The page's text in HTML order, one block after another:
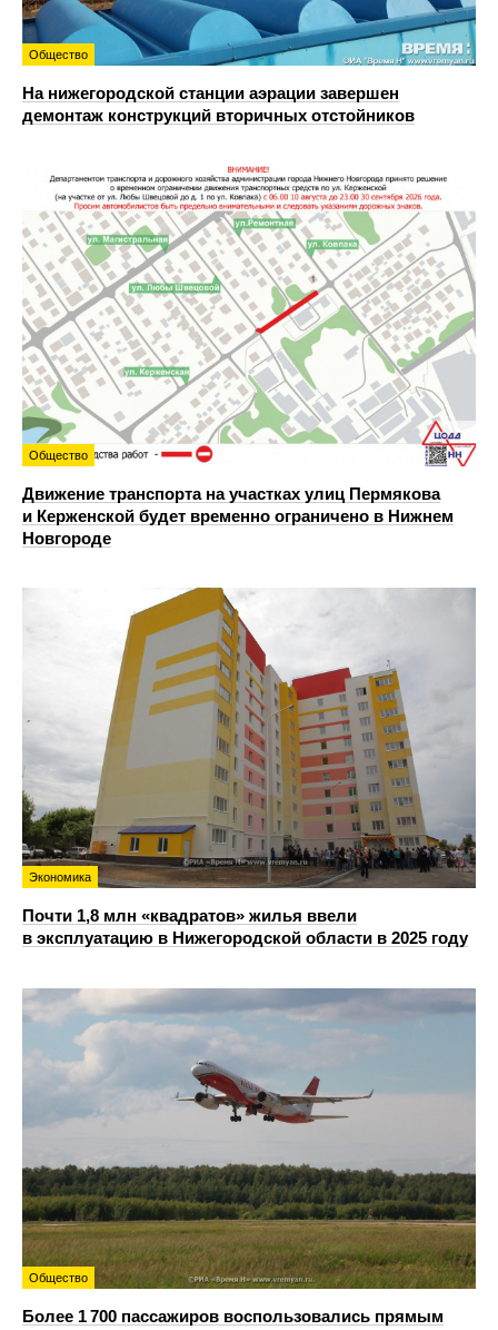
Общество
На нижегородской станции аэрации завершен
демонтаж конструкций вторичных отстойников
Общество
Движение транспорта на участках улиц Пермякова
и Керженской будет временно ограничено в Нижнем
Новгороде
Экономика
Почти 1,8 млн «квадратов» жилья ввели
в эксплуатацию в Нижегородской области в 2025 году
Общество
Более 1 700 пассажиров воспользовались прямым